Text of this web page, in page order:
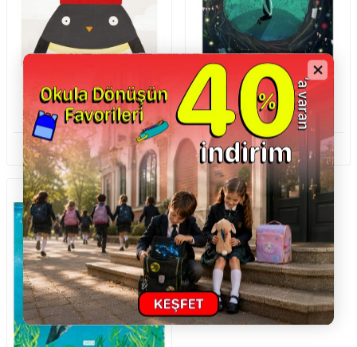
Sassi Junior
Sassı Errol
799,00TL
Sassi Junior
Sassı Un Rifugio Dentro Di Me
819,00TL